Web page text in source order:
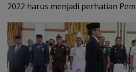
2022 harus menjadi perhatian